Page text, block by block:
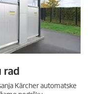
rad
Kärcher automatske